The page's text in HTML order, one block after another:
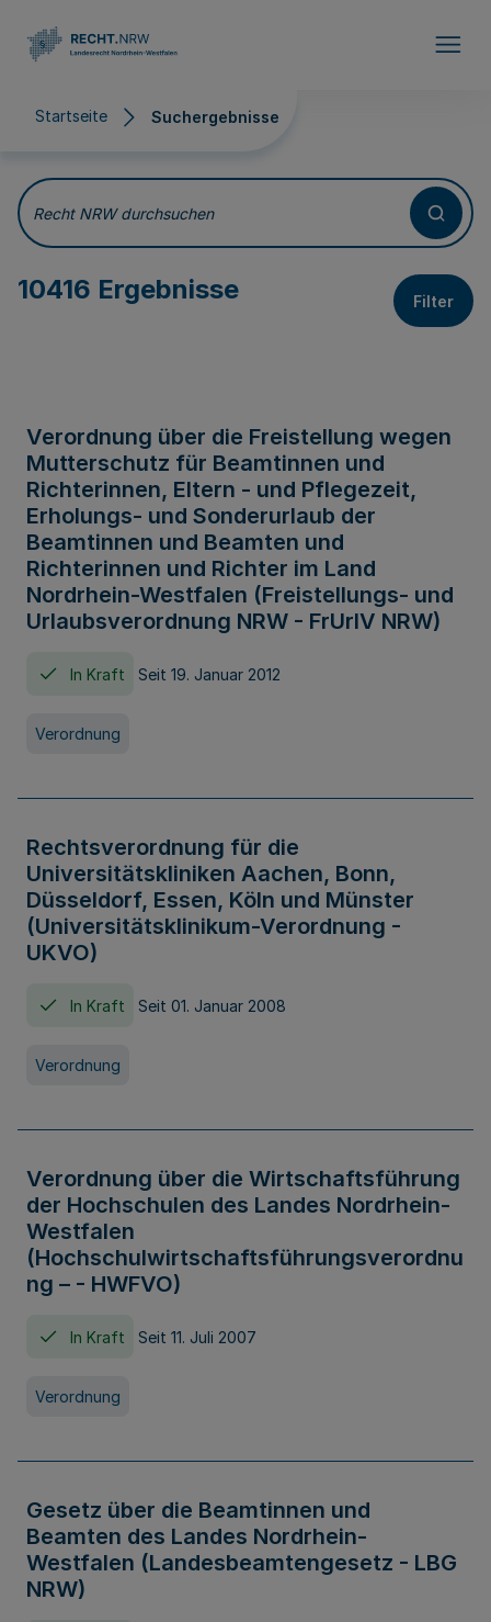
Startseite Suchergebnisse
Suchergebnisse
Recht NRW durchsuchen
10416 Ergebnisse Filter
Verordnung über die Freistellung wegen
Mutterschutz für Beamtinnen und
Richterinnen, Eltern - und Pflegezeit,
Erholungs- und Sonderurlaub der
Beamtinnen und Beamten und
Richterinnen und Richter im Land
Nordrhein-Westfalen (Freistellungs- und
Urlaubsverordnung NRW - FrUrlV NRW)
In Kraft Seit 19. Januar 2012
Verordnung
Rechtsverordnung für die
Universitätskliniken Aachen, Bonn,
Düsseldorf, Essen, Köln und Münster
(Universitätsklinikum-Verordnung -
UKVO)
In Kraft Seit 01. Januar 2008
Verordnung
Verordnung über die Wirtschaftsführung
der Hochschulen des Landes Nordrhein-
Westfalen
(Hochschulwirtschaftsführungsverordnu
ng – - HWFVO)
In Kraft Seit 11. Juli 2007
Verordnung
Gesetz über die Beamtinnen und
Beamten des Landes Nordrhein-
Westfalen (Landesbeamtengesetz - LBG
NRW)